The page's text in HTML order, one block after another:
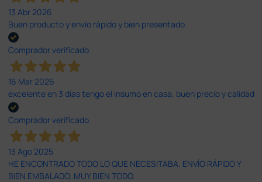
13 Abr 2026
Buen producto y envío rápido y bien presentado
Comprador verificado
16 Mar 2026
excelente en 3 días tengo el insumo en casa, buen precio y calidad
Comprador verificado
13 Ago 2025
HE ENCONTRADO TODO LO QUE NECESITABA. ENVÍO RÁPIDO Y
BIEN EMBALADO. MUY BIEN TODO.